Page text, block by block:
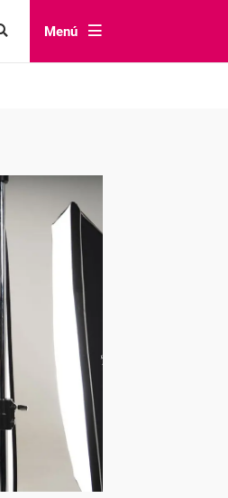
Menú